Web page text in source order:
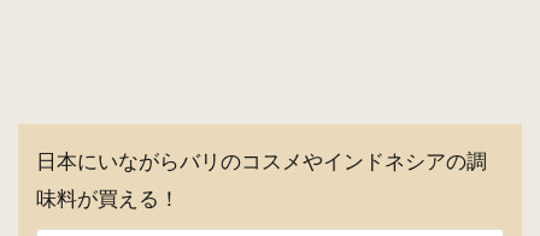
日本にいながらバリのコスメやインドネシアの調
味料が買える！